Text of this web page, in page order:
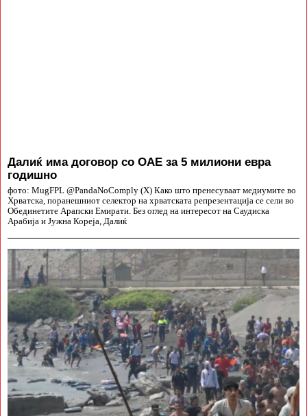
Далиќ има договор со ОАЕ за 5 милиони евра
годишно
фото: MugFPL @PandaNoComply (X) Како што пренесуваат медиумите во
Хрватска, поранешниот селектор на хрватската репрезентација се сели во
Обединетите Арапски Емирати. Без оглед на интересот на Саудиска
Арабија и Јужна Кореја, Далиќ